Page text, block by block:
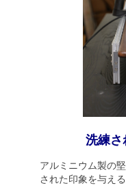
洗練さ
アルミニウム製の
された印象を与える